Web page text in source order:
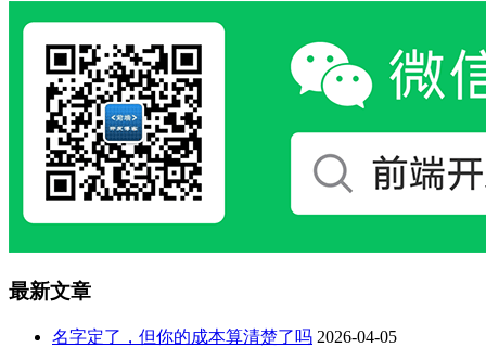
最新文章
名字定了，但你的成本算清楚了吗 2026-04-05